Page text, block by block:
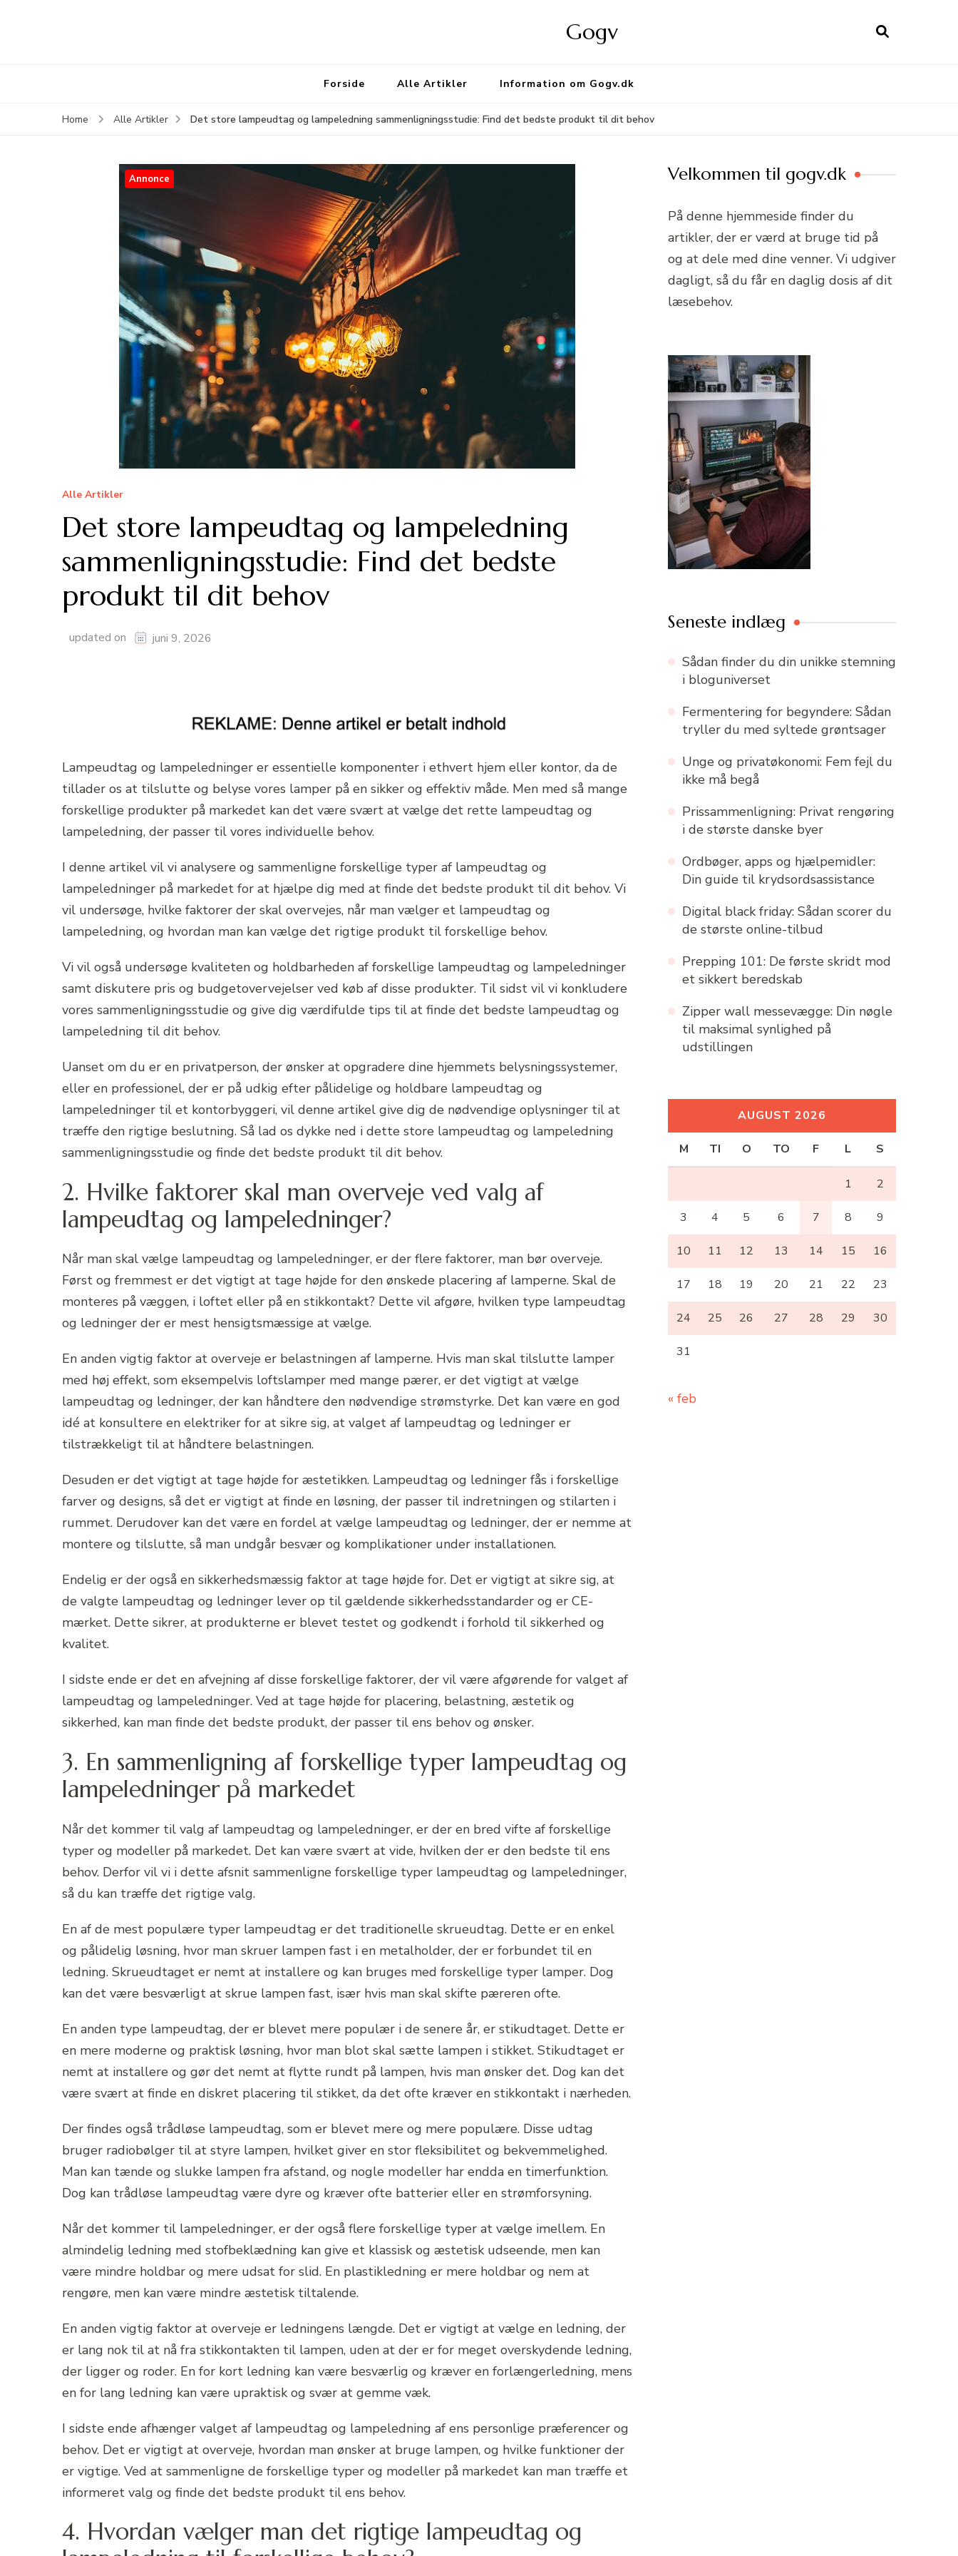
Gogv
Forside Alle Artikler Information om Gogv.dk
Home Alle Artikler Det store lampeudtag og lampeledning sammenligningsstudie: Find det bedste produkt til dit behov
Annonce
Alle Artikler
Det store lampeudtag og lampeledning
sammenligningsstudie: Find det bedste
produkt til dit behov
updated on juni 9, 2026
Lampeudtag og lampeledninger er essentielle komponenter i ethvert hjem eller kontor, da de
tillader os at tilslutte og belyse vores lamper på en sikker og effektiv måde. Men med så mange
forskellige produkter på markedet kan det være svært at vælge det rette lampeudtag og
lampeledning, der passer til vores individuelle behov.
I denne artikel vil vi analysere og sammenligne forskellige typer af lampeudtag og
lampeledninger på markedet for at hjælpe dig med at finde det bedste produkt til dit behov. Vi
vil undersøge, hvilke faktorer der skal overvejes, når man vælger et lampeudtag og
lampeledning, og hvordan man kan vælge det rigtige produkt til forskellige behov.
Vi vil også undersøge kvaliteten og holdbarheden af forskellige lampeudtag og lampeledninger
samt diskutere pris og budgetovervejelser ved køb af disse produkter. Til sidst vil vi konkludere
vores sammenligningsstudie og give dig værdifulde tips til at finde det bedste lampeudtag og
lampeledning til dit behov.
Uanset om du er en privatperson, der ønsker at opgradere dine hjemmets belysningssystemer,
eller en professionel, der er på udkig efter pålidelige og holdbare lampeudtag og
lampeledninger til et kontorbyggeri, vil denne artikel give dig de nødvendige oplysninger til at
træffe den rigtige beslutning. Så lad os dykke ned i dette store lampeudtag og lampeledning
sammenligningsstudie og finde det bedste produkt til dit behov.
2. Hvilke faktorer skal man overveje ved valg af
lampeudtag og lampeledninger?
Når man skal vælge lampeudtag og lampeledninger, er der flere faktorer, man bør overveje.
Først og fremmest er det vigtigt at tage højde for den ønskede placering af lamperne. Skal de
monteres på væggen, i loftet eller på en stikkontakt? Dette vil afgøre, hvilken type lampeudtag
og ledninger der er mest hensigtsmæssige at vælge.
En anden vigtig faktor at overveje er belastningen af lamperne. Hvis man skal tilslutte lamper
med høj effekt, som eksempelvis loftslamper med mange pærer, er det vigtigt at vælge
lampeudtag og ledninger, der kan håndtere den nødvendige strømstyrke. Det kan være en god
idé at konsultere en elektriker for at sikre sig, at valget af lampeudtag og ledninger er
tilstrækkeligt til at håndtere belastningen.
Desuden er det vigtigt at tage højde for æstetikken. Lampeudtag og ledninger fås i forskellige
farver og designs, så det er vigtigt at finde en løsning, der passer til indretningen og stilarten i
rummet. Derudover kan det være en fordel at vælge lampeudtag og ledninger, der er nemme at
montere og tilslutte, så man undgår besvær og komplikationer under installationen.
Endelig er der også en sikkerhedsmæssig faktor at tage højde for. Det er vigtigt at sikre sig, at
de valgte lampeudtag og ledninger lever op til gældende sikkerhedsstandarder og er CE-
mærket. Dette sikrer, at produkterne er blevet testet og godkendt i forhold til sikkerhed og
kvalitet.
I sidste ende er det en afvejning af disse forskellige faktorer, der vil være afgørende for valget af
lampeudtag og lampeledninger. Ved at tage højde for placering, belastning, æstetik og
sikkerhed, kan man finde det bedste produkt, der passer til ens behov og ønsker.
3. En sammenligning af forskellige typer lampeudtag og
lampeledninger på markedet
Når det kommer til valg af lampeudtag og lampeledninger, er der en bred vifte af forskellige
typer og modeller på markedet. Det kan være svært at vide, hvilken der er den bedste til ens
behov. Derfor vil vi i dette afsnit sammenligne forskellige typer lampeudtag og lampeledninger,
så du kan træffe det rigtige valg.
En af de mest populære typer lampeudtag er det traditionelle skrueudtag. Dette er en enkel
og pålidelig løsning, hvor man skruer lampen fast i en metalholder, der er forbundet til en
ledning. Skrueudtaget er nemt at installere og kan bruges med forskellige typer lamper. Dog
kan det være besværligt at skrue lampen fast, især hvis man skal skifte pæreren ofte.
En anden type lampeudtag, der er blevet mere populær i de senere år, er stikudtaget. Dette er
en mere moderne og praktisk løsning, hvor man blot skal sætte lampen i stikket. Stikudtaget er
nemt at installere og gør det nemt at flytte rundt på lampen, hvis man ønsker det. Dog kan det
være svært at finde en diskret placering til stikket, da det ofte kræver en stikkontakt i nærheden.
Der findes også trådløse lampeudtag, som er blevet mere og mere populære. Disse udtag
bruger radiobølger til at styre lampen, hvilket giver en stor fleksibilitet og bekvemmelighed.
Man kan tænde og slukke lampen fra afstand, og nogle modeller har endda en timerfunktion.
Dog kan trådløse lampeudtag være dyre og kræver ofte batterier eller en strømforsyning.
Når det kommer til lampeledninger, er der også flere forskellige typer at vælge imellem. En
almindelig ledning med stofbeklædning kan give et klassisk og æstetisk udseende, men kan
være mindre holdbar og mere udsat for slid. En plastikledning er mere holdbar og nem at
rengøre, men kan være mindre æstetisk tiltalende.
En anden vigtig faktor at overveje er ledningens længde. Det er vigtigt at vælge en ledning, der
er lang nok til at nå fra stikkontakten til lampen, uden at der er for meget overskydende ledning,
der ligger og roder. En for kort ledning kan være besværlig og kræver en forlængerledning, mens
en for lang ledning kan være upraktisk og svær at gemme væk.
I sidste ende afhænger valget af lampeudtag og lampeledning af ens personlige præferencer og
behov. Det er vigtigt at overveje, hvordan man ønsker at bruge lampen, og hvilke funktioner der
er vigtige. Ved at sammenligne de forskellige typer og modeller på markedet kan man træffe et
informeret valg og finde det bedste produkt til ens behov.
4. Hvordan vælger man det rigtige lampeudtag og
Velkommen til gogv.dk
På denne hjemmeside finder du
artikler, der er værd at bruge tid på
og at dele med dine venner. Vi udgiver
dagligt, så du får en daglig dosis af dit
læsebehov.
Seneste indlæg
Sådan finder du din unikke stemning
i bloguniverset
Fermentering for begyndere: Sådan
tryller du med syltede grøntsager
Unge og privatøkonomi: Fem fejl du
ikke må begå
Prissammenligning: Privat rengøring
i de største danske byer
Ordbøger, apps og hjælpemidler:
Din guide til krydsordsassistance
Digital black friday: Sådan scorer du
de største online-tilbud
Prepping 101: De første skridt mod
et sikkert beredskab
Zipper wall messevægge: Din nøgle
til maksimal synlighed på
udstillingen
AUGUST 2026
M TI O TO F L S
1 2
3 4 5 6 7 8 9
10 11 12 13 14 15 16
17 18 19 20 21 22 23
24 25 26 27 28 29 30
31
« feb